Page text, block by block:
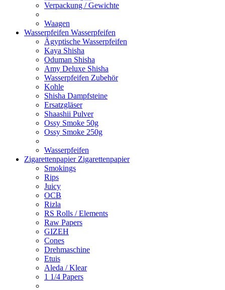
Verpackung / Gewichte
Waagen
Wasserpfeifen Wasserpfeifen
Ägyptische Wasserpfeifen
Kaya Shisha
Oduman Shisha
Amy Deluxe Shisha
Wasserpfeifen Zubehör
Kohle
Shisha Dampfsteine
Ersatzgläser
Shaashii Pulver
Ossy Smoke 50g
Ossy Smoke 250g
Wasserpfeifen
Zigarettenpapier Zigarettenpapier
Smokings
Rips
Juicy
OCB
Rizla
RS Rolls / Elements
Raw Papers
GIZEH
Cones
Drehmaschine
Etuis
Aleda / Klear
1 1/4 Papers